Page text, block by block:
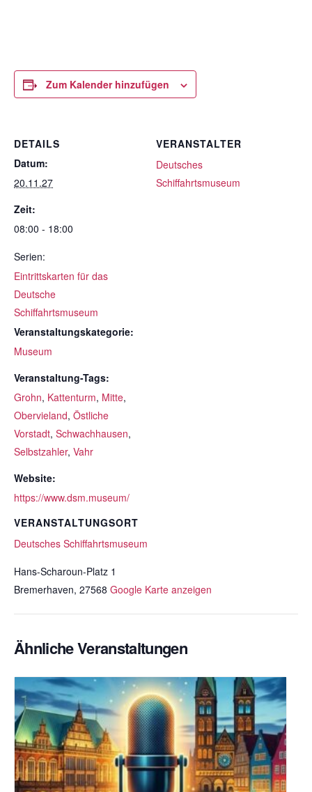
Zum Kalender hinzufügen
DETAILS
Datum:
20.11.27
Zeit:
08:00 - 18:00
Serien:
Eintrittskarten für das
Deutsche
Schiffahrtsmuseum
Veranstaltungskategorie:
Museum
Veranstaltung-Tags:
Grohn, Kattenturm, Mitte,
Obervieland, Östliche
Vorstadt, Schwachhausen,
Selbstzahler, Vahr
Website:
https://www.dsm.museum/
VERANSTALTUNGSORT
Deutsches Schiffahrtsmuseum
Hans-Scharoun-Platz 1
Bremerhaven, 27568 Google Karte anzeigen
VERANSTALTER
Deutsches
Schiffahrtsmuseum
Ähnliche Veranstaltungen